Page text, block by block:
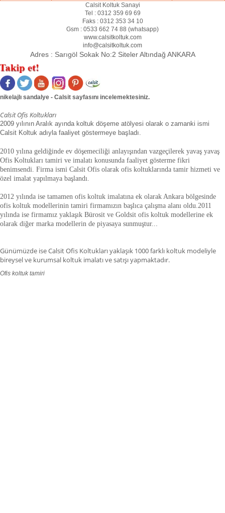
Calsit Koltuk Sanayi
Tel : 0312 359 69 69
Faks : 0312 353 34 10
Gsm : 0533 662 74 88 (whatsapp)
www.calsitkoltuk.com
info@calsitkoltuk.com
Adres : Sarıgöl Sokak No:2 Siteler Altındağ ANKARA
nikelajlı sandalye - Calsit sayfasını incelemektesiniz.
Calsit Ofis Koltukları
2009 yılının Aralık ayında koltuk döşeme atölyesi olarak o zamanki ismi
Calsit Koltuk adıyla faaliyet göstermeye başladı.
2010 yılına geldiğinde ev döşemeciliği anlayışından vazgeçilerek yavaş yavaş
Ofis Koltukları tamiri ve imalatı konusunda faaliyet gösterme fikri
benimsendi. Firma ismi Calsit Ofis olarak ofis koltuklarında tamir hizmeti ve
özel imalat yapılmaya başlandı.
2012 yılında ise tamamen ofis koltuk imalatına ek olarak Ankara bölgesinde
ofis koltuk modellerinin tamiri firmamızın başlıca çalışma alanı oldu.2011
yılında ise firmamız yaklaşık Bürosit ve Goldsit ofis koltuk modellerine ek
olarak diğer marka modellerin de piyasaya sunmuştur...
Günümüzde ise Calsit Ofis Koltukları yaklaşık 1000 farklı koltuk modeliyle
bireysel ve kurumsal koltuk imalatı ve satışı yapmaktadır.
Ofis koltuk tamiri